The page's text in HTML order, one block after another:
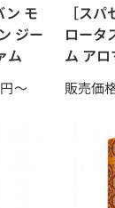
ン モ
ジー
ム
円～
［ス
ロータ
ム ア
販売価